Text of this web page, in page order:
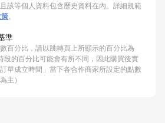
該等個人資料包含歷史資料在內。詳細規範
。
準
百分比，請以跳轉頁上所顯示的百分比為
段的百分比可能會有所不同，因此購買後實
單成立時間」當下各合作商家所設定的點數
主）